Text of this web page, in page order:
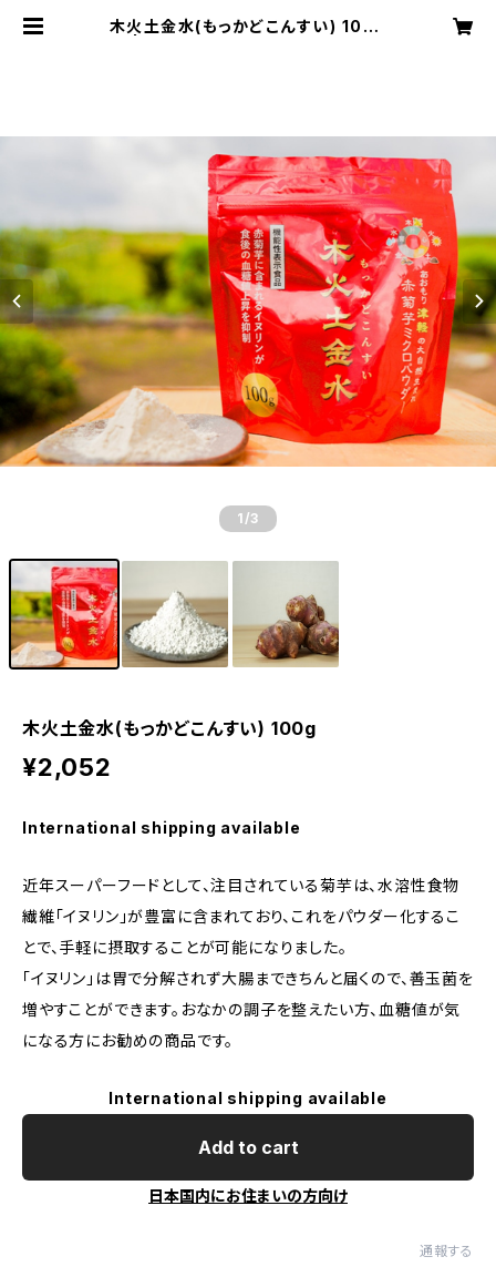
木火土金水(もっかどこんすい) 100g
1 /3
木火土金水(もっかどこんすい) 100g
¥2,052
International shipping available
近年スーパーフードとして、注目されている菊芋は、水溶性食物
繊維「イヌリン」が豊富に含まれており、これをパウダー化するこ
とで、手軽に摂取することが可能になりました。
「イヌリン」は胃で分解されず大腸まできちんと届くので、善玉菌を
増やすことができます。おなかの調子を整えたい方、血糖値が気
になる方にお勧めの商品です。
International shipping available
Add to cart
日本国内にお住まいの方向け
通報する